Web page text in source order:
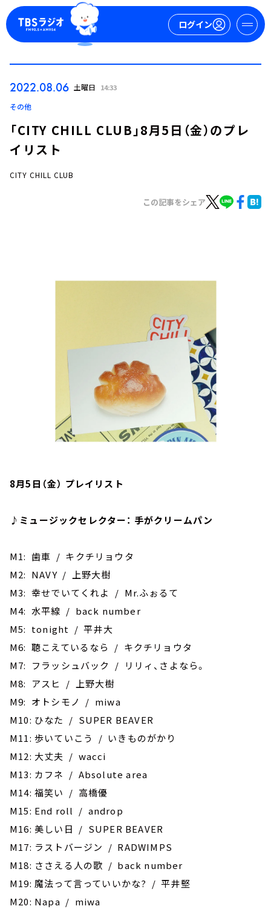
ログイン
お知らせ
2022.08.06 土曜日 14:33
その他
「CITY CHILL CLUB」8月5日（金）のプレ
イリスト
CITY CHILL CLUB
この記事をシェア
8月5日（金） プレイリスト
♪ミュージックセレクター： 手がクリームパン
M1: 歯車 / キクチリョウタ
M2: NAVY / 上野大樹
M3: 幸せでいてくれよ / Mr.ふぉるて
M4: 水平線 / back number
M5: tonight / 平井大
M6: 聴こえているなら / キクチリョウタ
M7: フラッシュバック / リリィ、さよなら。
M8: アスヒ / 上野大樹
M9: オトシモノ / miwa
M10: ひなた / SUPER BEAVER
M11: 歩いていこう / いきものがかり
M12: 大丈夫 / wacci
M13: カフネ / Absolute area
M14: 福笑い / 高橋優
M15: End roll / androp
M16: 美しい日 / SUPER BEAVER
M17: ラストバージン / RADWIMPS
M18: ささえる人の歌 / back number
M19: 魔法って言っていいかな? / 平井堅
M20: Napa / miwa